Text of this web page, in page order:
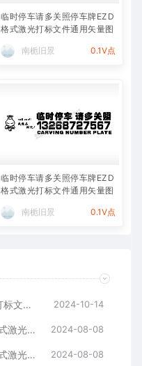
临时停车请多关照停车牌EZD
格式激光打标文件通用矢量图
南栀旧景 0.1V点
临时停车请多关照停车牌EZD
格式激光打标文件通用矢量图
南栀旧景 0.1V点
阴阳八卦图旋涡AI8.0格式激光打标文件通用矢量图 2024-10-14
临时停车请多关照停车牌EZD格式激光打标文件通用矢量图 2024-08-08
临时停车请多关照停车牌EZD格式激光打标文件通用矢量图 2024-08-08